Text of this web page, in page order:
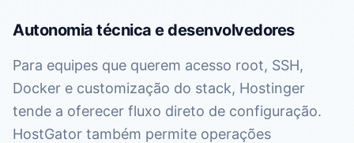
Autonomia técnica e desenvolvedores
Para equipes que querem acesso root, SSH,
Docker e customização do stack, Hostinger
tende a oferecer fluxo direto de configuração.
HostGator também permite operações